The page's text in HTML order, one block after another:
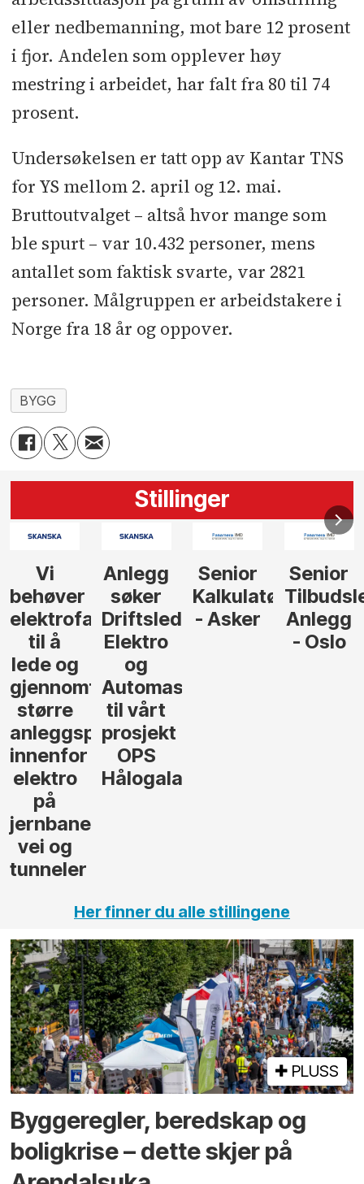
eller nedbemanning, mot bare 12 prosent
i fjor. Andelen som opplever høy
mestring i arbeidet, har falt fra 80 til 74
prosent.
Undersøkelsen er tatt opp av Kantar TNS
for YS mellom 2. april og 12. mai.
Bruttoutvalget – altså hvor mange som
ble spurt – var 10.432 personer, mens
antallet som faktisk svarte, var 2821
personer. Målgruppen er arbeidstakere i
Norge fra 18 år og oppover.
BYGG
Stillinger
Senior
Kalkulatør
- Asker
Senior
Tilbudsleder
Anlegg
- Oslo
ingeniør
elektro,
Oslo
Her finner du alle stillingene
PLUSS
Bygge­regler, beredskap og
bolig­krise – dette skjer på